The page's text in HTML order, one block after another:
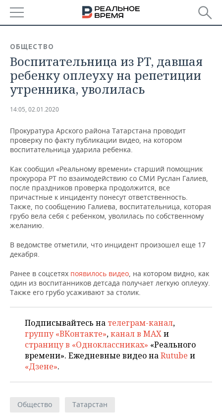
БАШКОРТОСТАН
ТАТАРСТАН
НОВОСТИ
АНАЛИТИКА
ДЕКЛАРАЦИИ О ДОХОДАХ
КОРОЛИ ГОСЗАКАЗА ПФО
ВУЗЫ ТАТАРСТАНА
КОМУ ПРИНАДЛЕЖАТ
ТОРГОВЫЕ ЦЕНТРЫ
ТАТАРСТАНА
НОВОСТИ ЭКОНОМИКИ
ФИНАНСЫ
БАНКИ
БЮДЖЕТ
ИНВЕСТИЦИИ
ПРОМЫШЛЕННОСТЬ
НОВОСТИ
ПРОМЫШЛЕННОСТИ
АГРОПРОМ
МАШИНОСТРОЕНИЕ
НЕФТЕХИМИЯ
НЕФТЬ
ОПК
ЭНЕРГЕТИКА
НЕДВИЖИМОСТЬ
НОВОСТИ НЕДВИЖИМОСТИ
АВТО
НОВОСТИ АВТО
БИЗНЕС
НОВОСТИ БИЗНЕСА
РОЗНИЧНАЯ ТОРГОВЛЯ
УСЛУГИ
ТЕХНОЛОГИИ
НОВОСТИ ТЕХНОЛОГИЙ
МЕДИА
ТЕЛЕКОММУНИКАЦИИ
МЕРОПРИЯТИЯ
ВЫЕЗДНАЯ РЕДАКЦИЯ
БИЗНЕС-БРАНЧИ
ONLINE-КОНФЕРЕНЦИИ
ОТКРЫТАЯ ЛЕКЦИЯ
НОВОСТИ СПОРТА
ФУТБОЛ
ХОККЕЙ
БАСКЕТБОЛ
КИБЕРСПОРТ
ОБЩЕСТВО
НОВОСТИ ОБЩЕСТВА
ВЛАСТЬ
ИНФРАСТРУКТУРА
КУЛЬТУРА
ФОТОГАЛЕРЕЯ
СЮЖЕТЫ
СПРАВОЧНИК
СПИСОК КОМПАНИЙ
ОБЩЕСТВО
Воспитательница из РТ, давшая
ребенку оплеуху на репетиции
утренника, уволилась
14:05, 02.01.2020
Прокуратура Арского района Татарстана проводит
проверку по факту публикации видео, на котором
воспитательница ударила ребенка.
Как сообщил «Реальному времени» старший помощник
прокурора РТ по взаимодействию со СМИ Руслан Галиев,
после праздников проверка продолжится, все
причастные к инциденту понесут ответственность.
Также, по сообщению Галиева, воспитательница, которая
грубо вела себя с ребенком, уволилась по собственному
желанию.
В ведомстве отметили, что инцидент произошел еще 17
декабря.
Ранее в соцсетях появилось видео, на котором видно, как
один из воспитанников детсада получает легкую оплеуху.
Также его грубо усаживают за столик.
Подписывайтесь на телеграм-канал,
группу «ВКонтакте»,канал в MAXи
страницу в «Одноклассниках» «Реального
времени». Ежедневные видео наRutube и
«Дзене».
Общество Татарстан